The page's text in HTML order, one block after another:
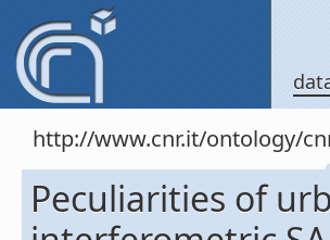
http://www.cnr.it/ontology/
Peculiarities of